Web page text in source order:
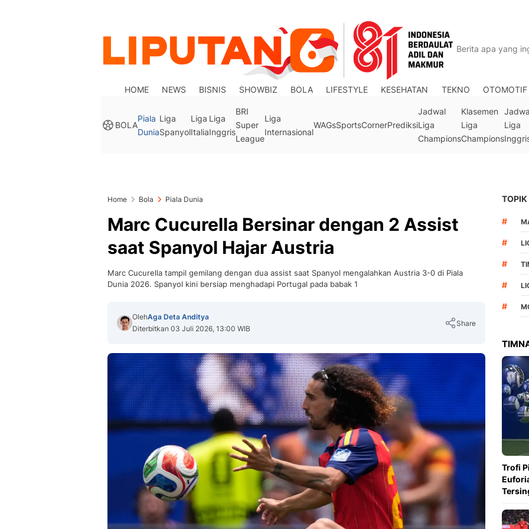
HOME NEWS BISNIS SHOWBIZ BOLA LIFESTYLE KESEHATAN TEKNO OTOMOTIF
BOLA
Piala
Dunia
Liga
Spanyol
Liga
Italia
Liga
Inggris
BRI
Super
League
Liga
Internasional
WAGsSportsCornerPrediksi
Jadwal
Liga
Champions
Klasemen
Liga
Champions
Liga
Home Bola Piala Dunia
Marc Cucurella Bersinar dengan 2 Assist
saat Spanyol Hajar Austria
Marc Cucurella tampil gemilang dengan dua assist saat Spanyol mengalahkan Austria 3-0 di Piala
Dunia 2026. Spanyol kini bersiap menghadapi Portugal pada babak 1
OlehAga Deta Anditya
Diterbitkan 03 Juli 2026, 13:00 WIB
Share
TOPIK
#
#
#
#
#
Trofi